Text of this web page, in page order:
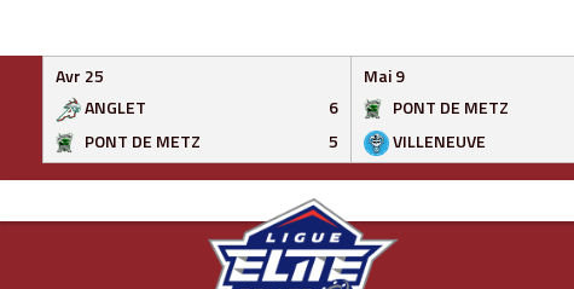
Avr 25
ANGLET
6
PONT DE METZ
5
Mai 9
PONT DE METZ
VILLENEUVE
content